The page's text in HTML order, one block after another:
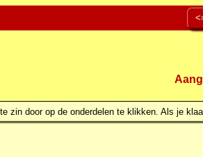
zin door op de onderdelen te klikken. Als je